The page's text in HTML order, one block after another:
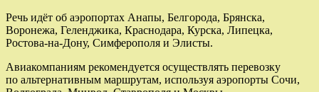
Речь идёт об аэропортах Анапы, Белгорода, Брянска,
Воронежа, Геленджика, Краснодара, Курска, Липецка,
Ростова-на-Дону, Симферополя и Элисты.
Авиакомпаниям рекомендуется осуществлять перевозку
по альтернативным маршрутам, используя аэропорты Сочи,